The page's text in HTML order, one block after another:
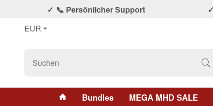
📞 Persönlicher Support
EUR
#custom.linkHome#
Bundles MEGA MHD SALE